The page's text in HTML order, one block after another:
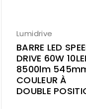
Lumidrive
BARRE LED
DRIVE 60W
8500lm
COULEUR À
DOUBLE